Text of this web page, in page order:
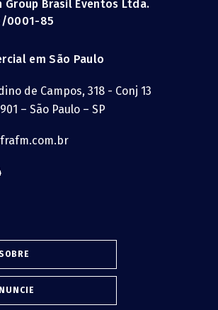
Brasil Eventos Ltda.
0001-85
em São Paulo
de Campos, 318 - Conj 13
– São Paulo – SP